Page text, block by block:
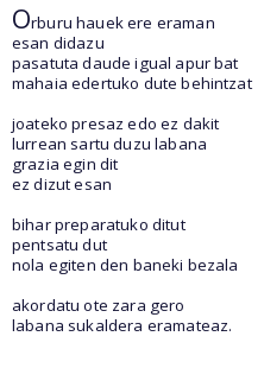
Orburu hauek ere eraman
esan didazu
pasatuta daude igual apur bat
mahaia edertuko dute behintzat
joateko presaz edo ez dakit
lurrean sartu duzu labana
grazia egin dit
ez dizut esan
bihar preparatuko ditut
pentsatu dut
nola egiten den baneki bezala
akordatu ote zara gero
labana sukaldera eramateaz.